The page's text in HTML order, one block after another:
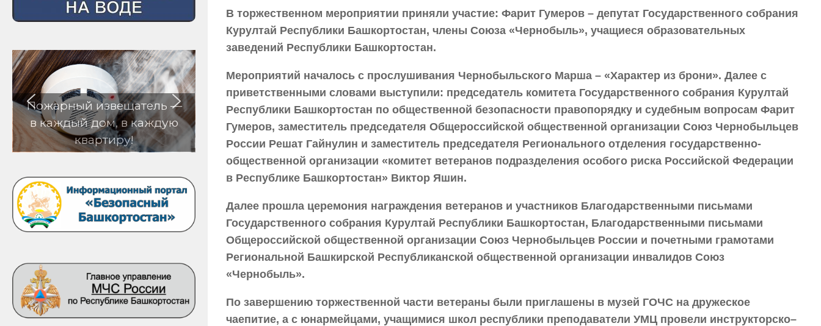
В торжественном мероприятии приняли участие: Фарит Гумеров – депутат Государственного собрания
Курултай Республики Башкортостан, члены Союза «Чернобыль», учащиеся образовательных
заведений Республики Башкортостан.
Мероприятий началось с прослушивания Чернобыльского Марша – «Характер из брони». Далее с
приветственными словами выступили: председатель комитета Государственного собрания Курултай
Республики Башкортостан по общественной безопасности правопорядку и судебным вопросам Фарит
Гумеров, заместитель председателя Общероссийской общественной организации Союз Чернобыльцев
России Решат Гайнулин и заместитель председателя Регионального отделения государственно-
общественной организации «комитет ветеранов подразделения особого риска Российской Федерации
в Республике Башкортостан» Виктор Яшин.
Далее прошла церемония награждения ветеранов и участников Благодарственными письмами
Государственного собрания Курултай Республики Башкортостан, Благодарственными письмами
Общероссийской общественной организации Союз Чернобыльцев России и почетными грамотами
Региональной Башкирской Республиканской общественной организации инвалидов Союз
«Чернобыль».
По завершению торжественной части ветераны были приглашены в музей ГОЧС на дружеское
чаепитие, а с юнармейцами, учащимися школ республики преподаватели УМЦ провели инструкторско–
—
каждую